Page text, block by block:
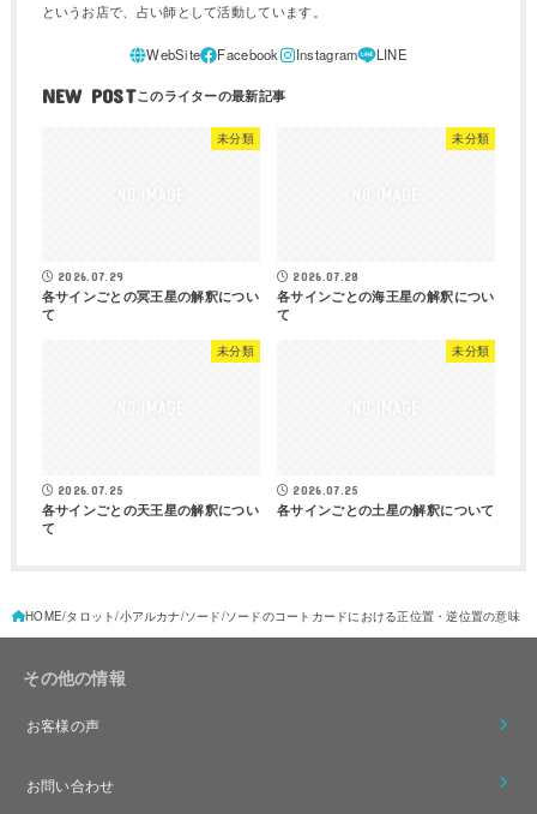
というお店で、占い師として活動しています。
NEW POST
未分類
2026.07.29
各サインごとの冥王星の解釈につい
て
未分類
2026.07.28
各サインごとの海王星の解釈につい
て
未分類
2026.07.25
各サインごとの天王星の解釈につい
て
未分類
2026.07.25
各サインごとの土星の解釈について
HOME タロット 小アルカナ ソード ソードのコートカードにおける正位置・逆位置の意味
その他の情報
お客様の声
お問い合わせ